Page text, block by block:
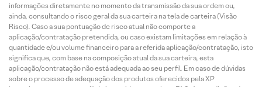
informações diretamente no momento da transmissão da sua ordem ou,
ainda, consultando o risco geral da sua carteira na tela de carteira (Visão
Risco). Caso a sua pontuação de risco atual não comporte a
aplicação/contratação pretendida, ou caso existam limitações em relação à
quantidade e/ou volume financeiro para a referida aplicação/contratação, isto
significa que, com base na composição atual da sua carteira, esta
aplicação/contratação não está adequada ao seu perfil. Em caso de dúvidas
sobre o processo de adequação dos produtos oferecidos pela XP